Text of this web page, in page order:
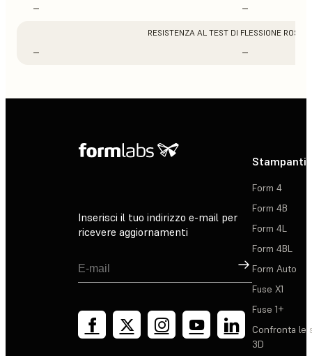
– –
RESISTENZA AL TEST DI FLESSIONE ROSS
– –
Inserisci il tuo indirizzo e-mail per
ricevere aggiornamenti
Registrati
Stampanti
Form 4
Form 4B
Form 4L
Form 4BL
Form Auto
Fuse X1
Fuse 1+
Confronta le
3D